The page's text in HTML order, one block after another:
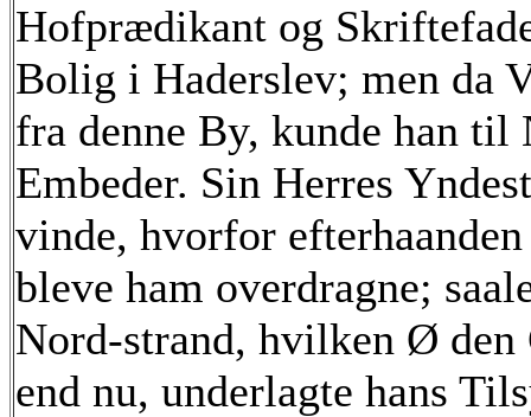
Hofprædikant og
Bolig i Haderslev; men da
fra denne By, kunde han til
Embeder. Sin Herres
vinde, hvorfor
bleve ham overdragne;
Nord-strand, hvilken Ø den
end nu, underlagte hans